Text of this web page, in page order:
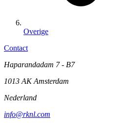
Overige
Contact
Haparandadam 7 - B7
1013 AK Amsterdam
Nederland
info@rknl.com